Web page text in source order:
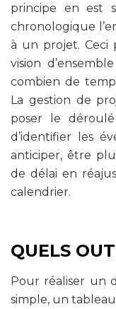
principe en est
chronologique
à un projet. Ceci
vision
combien de
La gestion de
poser le
d’identifier les
anticiper, être
de délai en
calendrier.
QUELS
Pour réaliser un
simple, un